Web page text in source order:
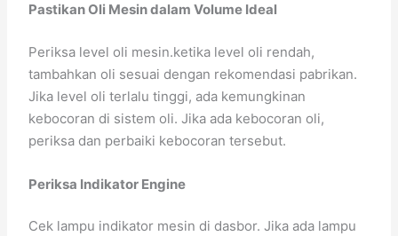
Pastikan Oli Mesin dalam Volume Ideal
Periksa level oli mesin.ketika level oli rendah,
tambahkan oli sesuai dengan rekomendasi pabrikan.
Jika level oli terlalu tinggi, ada kemungkinan
kebocoran di sistem oli. Jika ada kebocoran oli,
periksa dan perbaiki kebocoran tersebut.
Periksa Indikator Engine
Cek lampu indikator mesin di dasbor. Jika ada lampu